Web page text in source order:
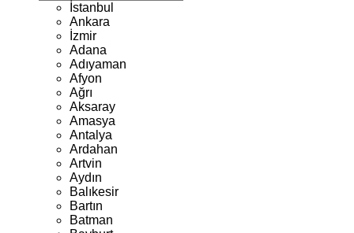
İstanbul
Ankara
İzmir
Adana
Adıyaman
Afyon
Ağrı
Aksaray
Amasya
Antalya
Ardahan
Artvin
Aydın
Balıkesir
Bartın
Batman